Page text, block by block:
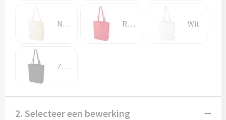
Markeerstiften
Geschenksets
Merken
Natuur Rood Wit
Zwart
2. Selecteer een bewerking